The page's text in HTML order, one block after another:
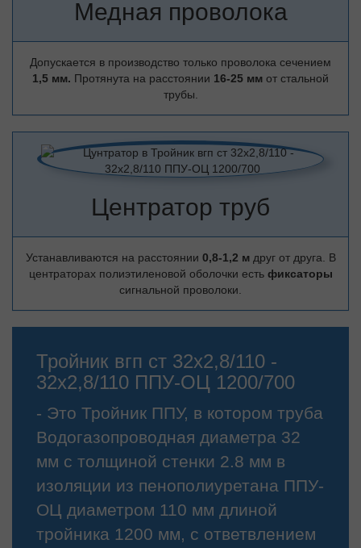
Медная проволока
Допускается в производство только проволока сечением
1,5 мм. Протянута на расстоянии 16-25 мм от стальной
трубы.
Центратор труб
Устанавливаются на расстоянии 0,8-1,2 м друг от друга. В
центраторах полиэтиленовой оболочки есть фиксаторы
сигнальной проволоки.
Тройник вгп ст 32х2,8/110 -
32х2,8/110 ППУ-ОЦ 1200/700
- Это Тройник ППУ, в котором труба
Водогазопроводная диаметра 32
мм с толщиной стенки 2.8 мм в
изоляции из пенополиуретана ППУ-
ОЦ диаметром 110 мм длиной
тройника 1200 мм, с ответвлением